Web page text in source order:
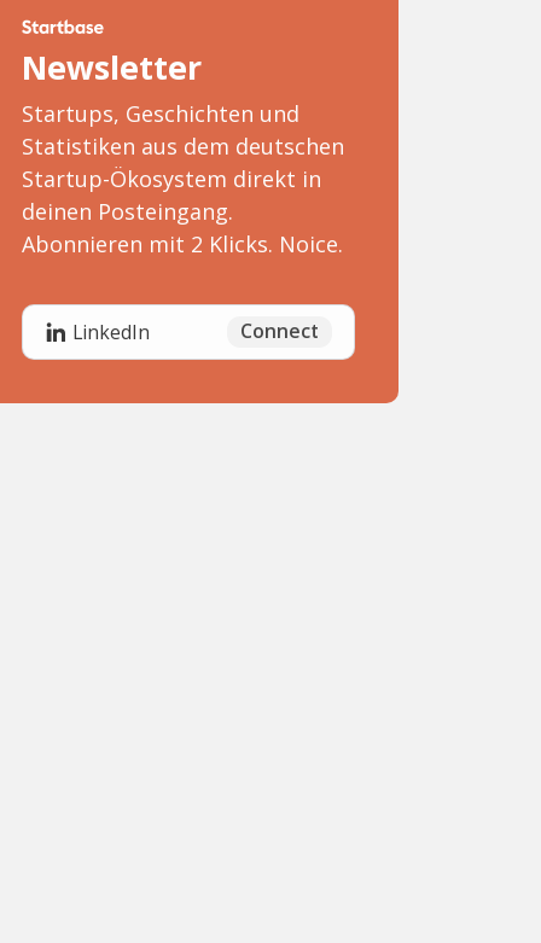
Newsletter
Startups, Geschichten und
Statistiken aus dem deutschen
Startup-Ökosystem direkt in
deinen Posteingang.
Abonnieren mit 2 Klicks. Noice.
LinkedIn Connect